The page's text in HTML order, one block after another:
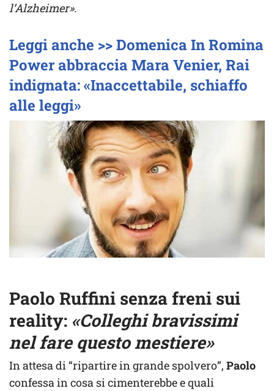
l’Alzheimer».
Leggi anche >> Domenica In Romina
Power abbraccia Mara Venier, Rai
indignata: «Inaccettabile, schiaffo
alle leggi»
Paolo Ruffini senza freni sui
reality: «Colleghi bravissimi
nel fare questo mestiere»
In attesa di “ripartire in grande spolvero”, Paolo
confessa in cosa si cimenterebbe e quali